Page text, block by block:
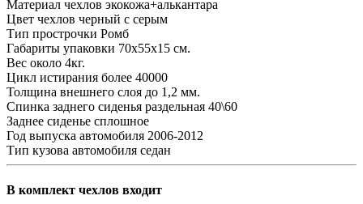
Материал чехлов экокожа+алькантара
Цвет чехлов черный с серым
Тип прострочки Ромб
Габариты упаковки 70х55х15 см.
Вес около 4кг.
Цикл истирания более 40000
Толщина внешнего слоя до 1,2 мм.
Спинка заднего сиденья раздельная 40\60
Заднее сиденье сплошное
Год выпуска автомобиля 2006-2012
Тип кузова автомобиля седан
В комплект чехлов входит